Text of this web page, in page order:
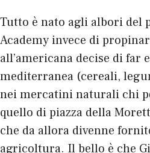
Tutto è nato agli albori del
Academy invece di
all’americana decise di
mediterranea (cereali,
nei mercatini naturali chi
quello di piazza della
che da allora divenne
agricoltura. Il bello è che